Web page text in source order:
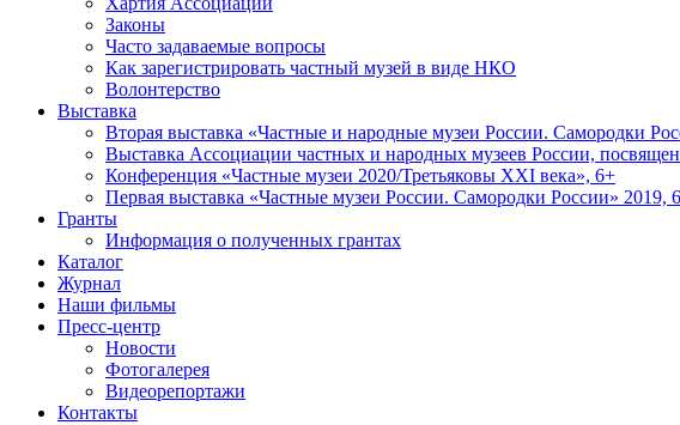
Законы
Часто задаваемые вопросы
Как зарегистрировать частный музей в виде НКО
Волонтерство
Выставка
Вторая выставка «Частные и народные музеи России. Самородки
Выставка Ассоциации частных и народных музеев России,
Конференция «Частные музеи 2020/Третьяковы XXI века», 6+
Первая выставка «Частные музеи России. Самородки России» 2019,
Гранты
Информация о полученных грантах
Каталог
Журнал
Наши фильмы
Пресс-центр
Новости
Фотогалерея
Видеорепортажи
Контакты